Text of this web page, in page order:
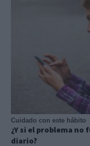
Cuidado con este hábito
¿Y si el problema
diario?